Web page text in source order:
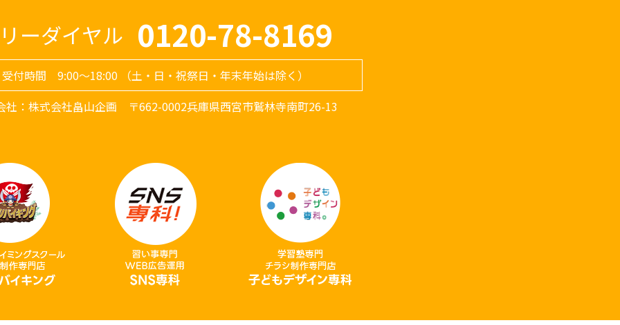
ーダイヤル 0120-78-8169
受付時間 9:00～18:00
（土・日・祝祭日・年末年始は除く）
社：株式会社畠山企画
〒662-0002兵庫県西宮市鷲林寺南町26-13